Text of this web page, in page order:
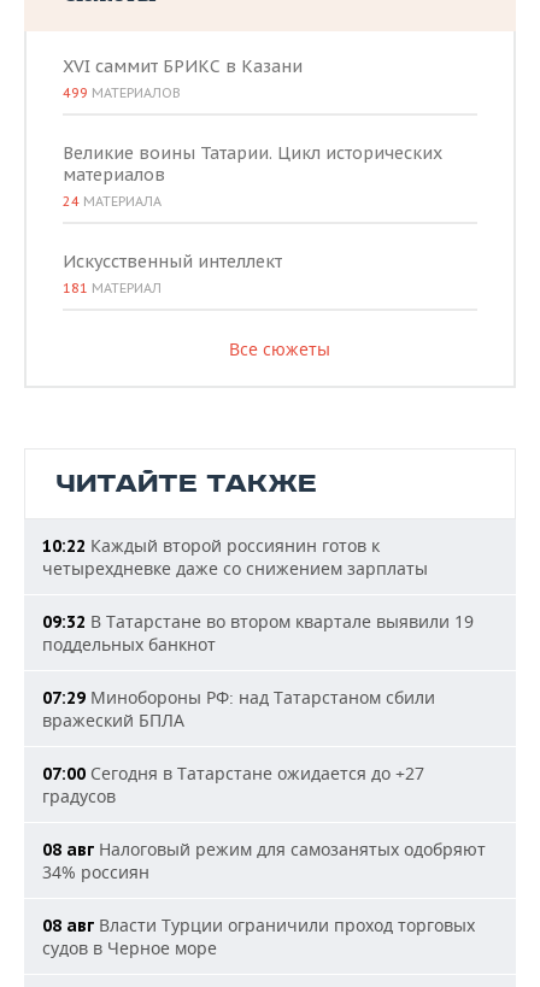
XVI саммит БРИКС в Казани
499 МАТЕРИАЛОВ
Великие воины Татарии. Цикл исторических
материалов
24 МАТЕРИАЛА
Искусственный интеллект
181 МАТЕРИАЛ
Все сюжеты
ЧИТАЙТЕ ТАКЖЕ
10:22 Каждый второй россиянин готов к
четырехдневке даже со снижением зарплаты
09:32 В Татарстане во втором квартале выявили 19
поддельных банкнот
07:29 Минобороны РФ: над Татарстаном сбили
вражеский БПЛА
07:00 Сегодня в Татарстане ожидается до +27
градусов
08 авг Налоговый режим для самозанятых одобряют
34% россиян
08 авг Власти Турции ограничили проход торговых
судов в Черное море